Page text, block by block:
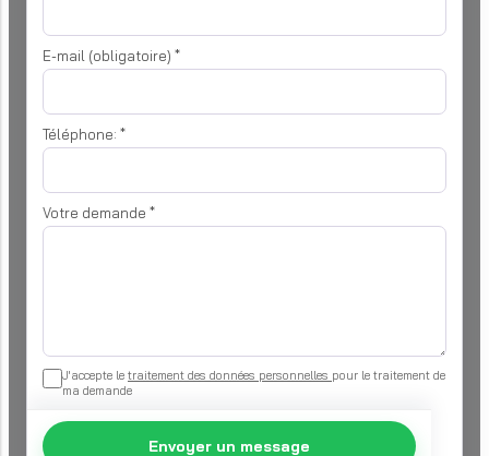
E-mail (obligatoire) *
Téléphone: *
Votre demande *
J'accepte le traitement des données personnelles pour le traitement de
ma demande
Envoyer un message